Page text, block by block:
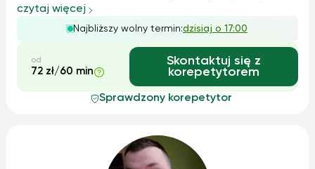
podopieczni zrozumieli omawiane zagadnienia, a nie tylko
uczyli się ich na pamięć. Przygotowuję do matury
rozszerzonej z biologii ...
czytaj więcej
Najbliższy wolny termin:dzisiaj o 17:00
od
72 zł/60 min
Skontaktuj się z
korepetytorem
Sprawdzony korepetytor